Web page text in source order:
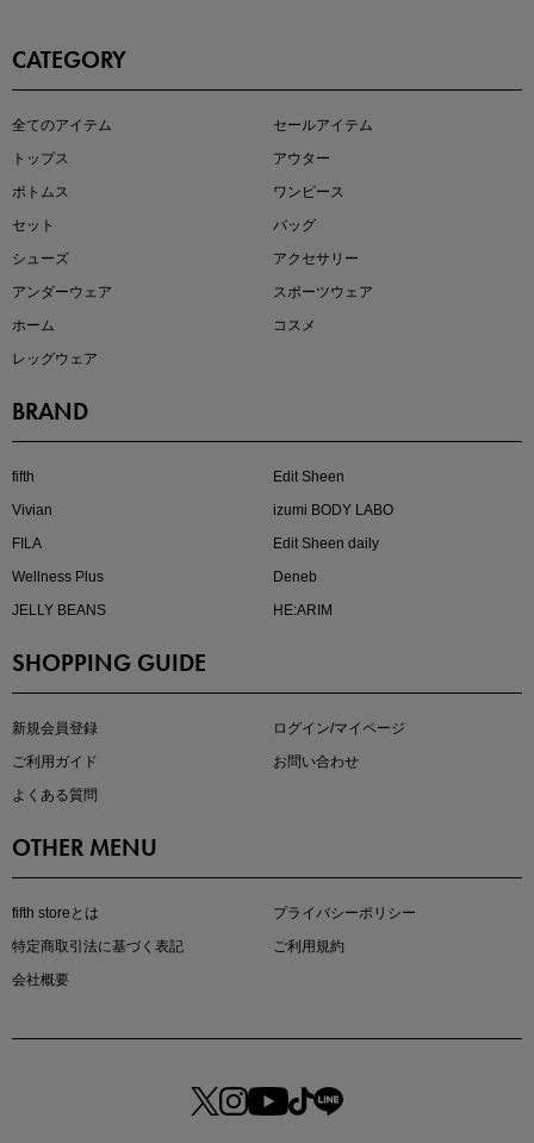
CATEGORY
全てのアイテム
セールアイテム
トップス
アウター
ボトムス
ワンピース
セット
バッグ
シューズ
アクセサリー
アンダーウェア
スポーツウェア
ホーム
コスメ
レッグウェア
BRAND
fifth
Edit Sheen
Vivian
izumi BODY LABO
FILA
Edit Sheen daily
Wellness Plus
Deneb
JELLY BEANS
HE:ARIM
SHOPPING GUIDE
新規会員登録
ログイン/マイページ
ご利用ガイド
お問い合わせ
よくある質問
OTHER MENU
fifth storeとは
プライバシーポリシー
特定商取引法に基づく表記
ご利用規約
会社概要